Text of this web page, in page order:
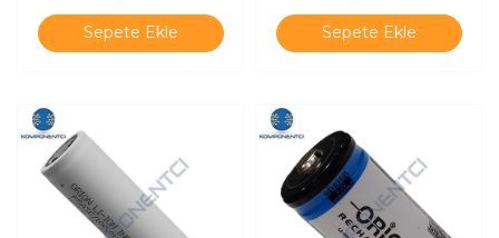
Sepete Ekle Sepete Ekle